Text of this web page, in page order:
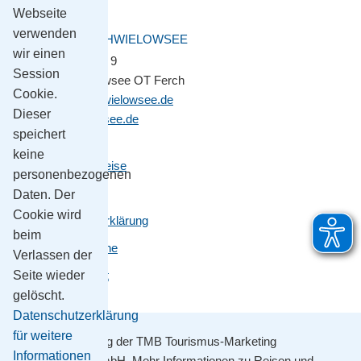
Webseite
verwenden
wir einen
Session
Cookie.
Dieser
speichert
keine
personenbezogenen
Daten. Der
Cookie wird
beim
Verlassen der
Seite wieder
gelöscht.
Datenschutzerklärung
für weitere
Informationen
GEMEINDE SCHWIELOWSEE
Potsdamer Platz 9
14548 Schwielowsee OT Ferch
gemeinde@schwielowsee.de
www.schwielowsee.de
Kontakt & Anreise
Impressum
Datenschutzerklärung
Leichte Sprache
Barrierefreiheit
Mit Unterstützung der TMB Tourismus-Marketing